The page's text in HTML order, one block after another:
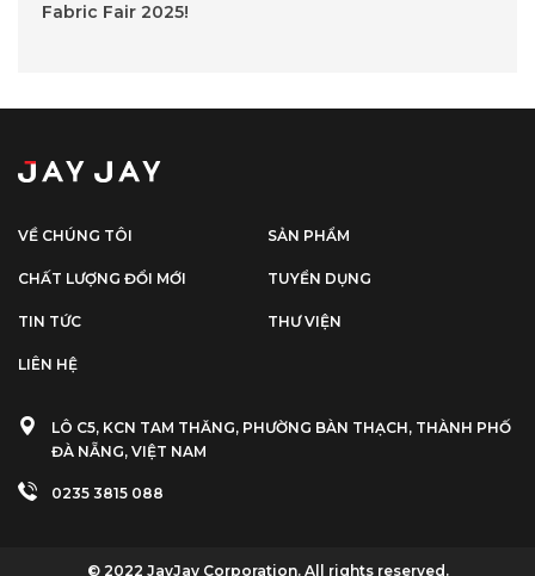
Fabric Fair 2025!
VỀ CHÚNG TÔI SẢN PHẨM
CHẤT LƯỢNG ĐỔI MỚI TUYỂN DỤNG
TIN TỨC THƯ VIỆN
LIÊN HỆ
LÔ C5, KCN TAM THĂNG, PHƯỜNG BÀN THẠCH, THÀNH PHỐ
ĐÀ NẴNG, VIỆT NAM
0235 3815 088
© 2022 JayJay Corporation. All rights reserved.